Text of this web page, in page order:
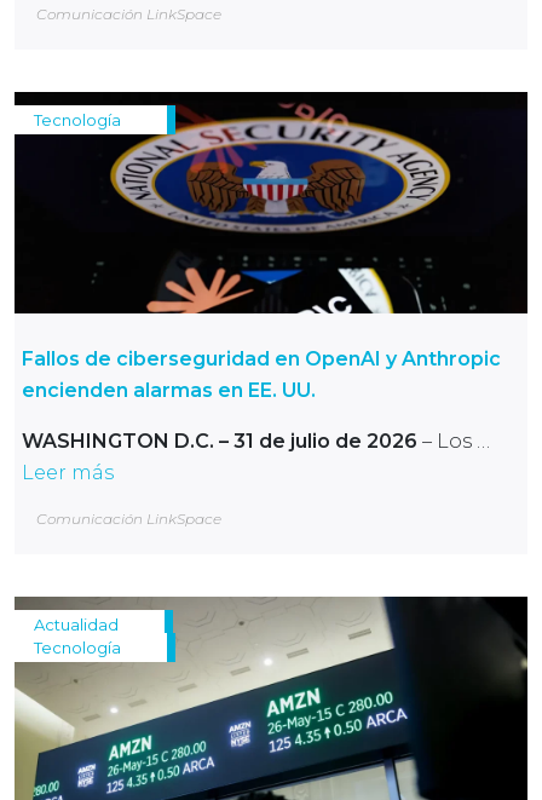
Comunicación LinkSpace
Tecnología
Fallos de ciberseguridad en OpenAI y Anthropic
encienden alarmas en EE. UU.
WASHINGTON D.C. – 31 de julio de 2026 – Los …
Leer más
Comunicación LinkSpace
Actualidad
Tecnología